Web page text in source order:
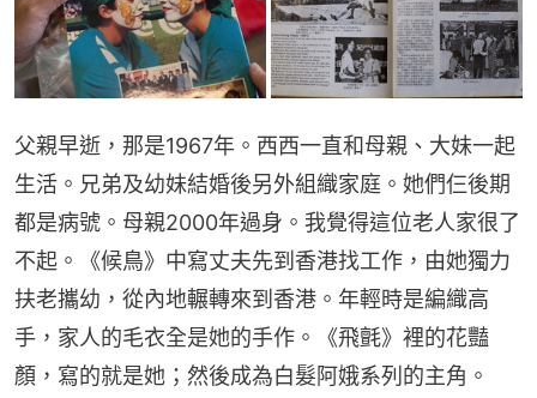
父親早逝，那是1967年。西西一直和母親、大妹一起
生活。兄弟及幼妹結婚後另外組織家庭。她們仨後期
都是病號。母親2000年過身。我覺得這位老人家很了
不起。《候鳥》中寫丈夫先到香港找工作，由她獨力
扶老攜幼，從內地輾轉來到香港。年輕時是編織高
手，家人的毛衣全是她的手作。《飛氈》裡的花豔
顏，寫的就是她；然後成為白髮阿娥系列的主角。